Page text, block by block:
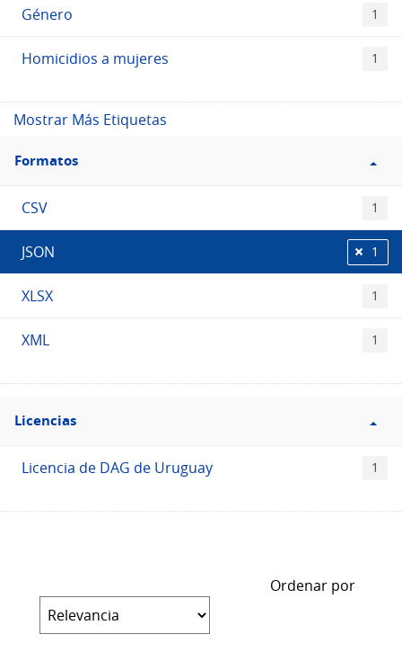
Género 1
Homicidios a mujeres 1
Mostrar Más Etiquetas
Filtro
Formatos
Formatos
CSV 1
JSON 1
XLSX 1
XML 1
Filtro
Licencias
Licencias
Licencia de DAG de Uruguay 1
Ordenar por